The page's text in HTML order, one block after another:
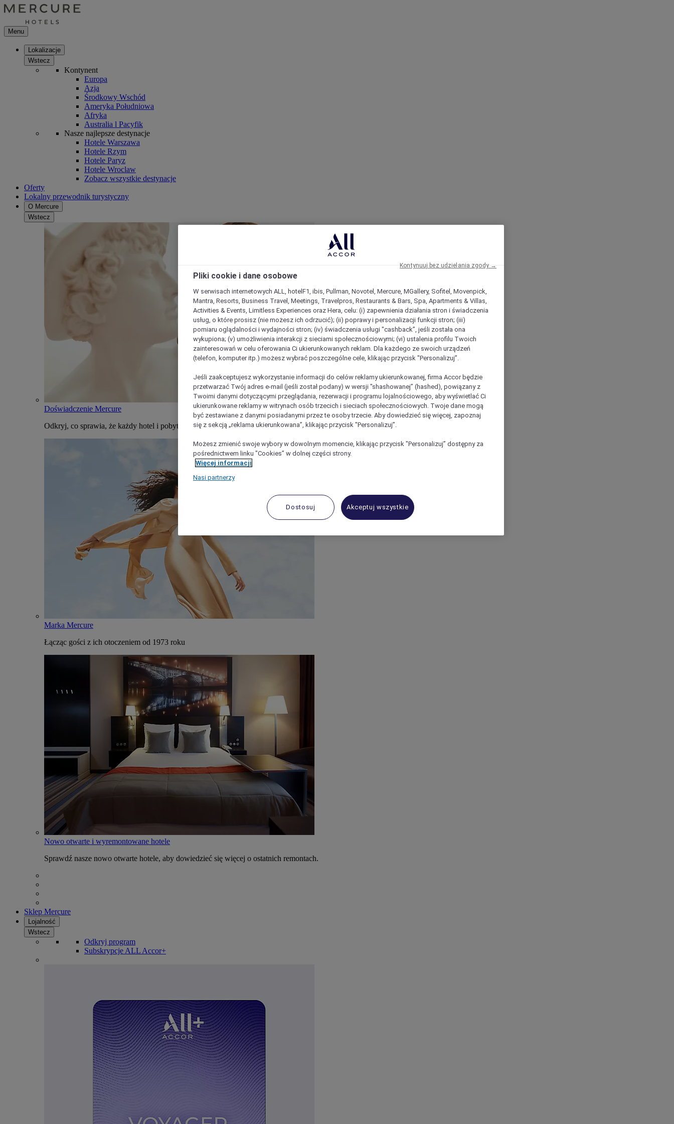
Menu
Lokalizacje
Wstecz
Kontynent
Europa
Azja
Środkowy Wschód
Ameryka Południowa
Afryka
Australia l Pacyfik
Nasze najlepsze destynacje
Hotele Warszawa
Hotele Rzym
Hotele Paryz
Hotele Wroclaw
Zobacz wszystkie destynacje
Oferty
Lokalny przewodnik turystyczny
O Mercure
Wstecz
Doświadczenie Mercure
Odkryj, co sprawia, że każdy hotel i pobyt w Mercure jest wyjątkowy
Marka Mercure
Łącząc gości z ich otoczeniem od 1973 roku
Nowo otwarte i wyremontowane hotele
Sprawdź nasze nowo otwarte hotele, aby dowiedzieć się więcej o ostatnich remontach.
Sklep Mercure
Lojalność
Wstecz
Odkryj program
Subskrypcje ALL Accor+
Pliki cookie i dane osobowe
W serwisach internetowych ALL, hotelF1, ibis, Pullman, Novotel, Mercure, MGallery, Sofitel, Movenpick,
Mantra, Resorts, Business Travel, Meetings, Travelpros, Restaurants & Bars, Spa, Apartments & Villas,
Activities & Events, Limitless Experiences oraz Hera, celu: (i) zapewnienia działania stron i świadczenia
usług, o które prosisz (nie możesz ich odrzucić); (ii) poprawy i personalizacji funkcji stron; (iii)
pomiaru oglądalności i wydajności stron; (iv) świadczenia usługi "cashback”, jeśli została ona
wykupiona; (v) umożliwienia interakcji z sieciami społecznościowymi; (vi) ustalenia profilu Twoich
zainteresowań w celu oferowania Ci ukierunkowanych reklam. Dla każdego ze swoich urządzeń
(telefon, komputer itp.) możesz wybrać poszczególne cele, klikając przycisk "Personalizuj”.
Jeśli zaakceptujesz wykorzystanie informacji do celów reklamy ukierunkowanej, firma Accor będzie
przetwarzać Twój adres e-mail (jeśli został podany) w wersji "shashowanej” (hashed), powiązany z
Twoimi danymi dotyczącymi przeglądania, rezerwacji i programu lojalnościowego, aby wyświetlać Ci
ukierunkowane reklamy w witrynach osób trzecich i sieciach społecznościowych. Twoje dane mogą
być zestawiane z danymi posiadanymi przez te osoby trzecie. Aby dowiedzieć się więcej, zapoznaj
się z sekcją „reklama ukierunkowana”, klikając przycisk "Personalizuj”.
Możesz zmienić swoje wybory w dowolnym momencie, klikając przycisk "Personalizuj” dostępny za
pośrednictwem linku "Cookies” w dolnej części strony.
Więcej informacji
Nasi partnerzy
Dostosuj Akceptuj wszystkie
Kontynuuj bez udzielania zgody →